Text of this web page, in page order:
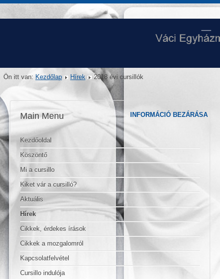
Ön itt van: Kezdőlap Hírek 2018 évi cursillók
Main Menu
Kezdőoldal
Köszöntő
Mi a cursillo
Kiket vár a cursilló?
Aktuális
Hírek
Cikkek, érdekes írások
Cikkek a mozgalomról
Kapcsolatfelvétel
Cursillo indulója
INFORMÁCIÓ BEZÁRÁSA